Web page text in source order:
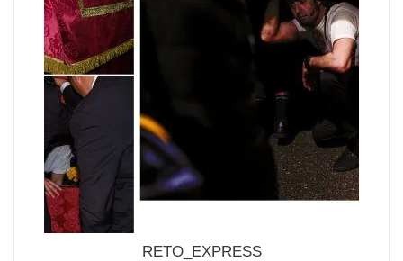
RETO_EXPRESS